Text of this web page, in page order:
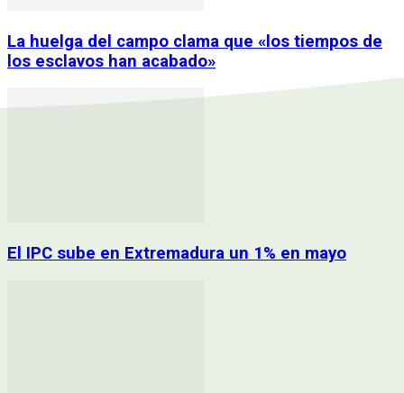
La huelga del campo clama que «los tiempos de
los esclavos han acabado»
El IPC sube en Extremadura un 1% en mayo